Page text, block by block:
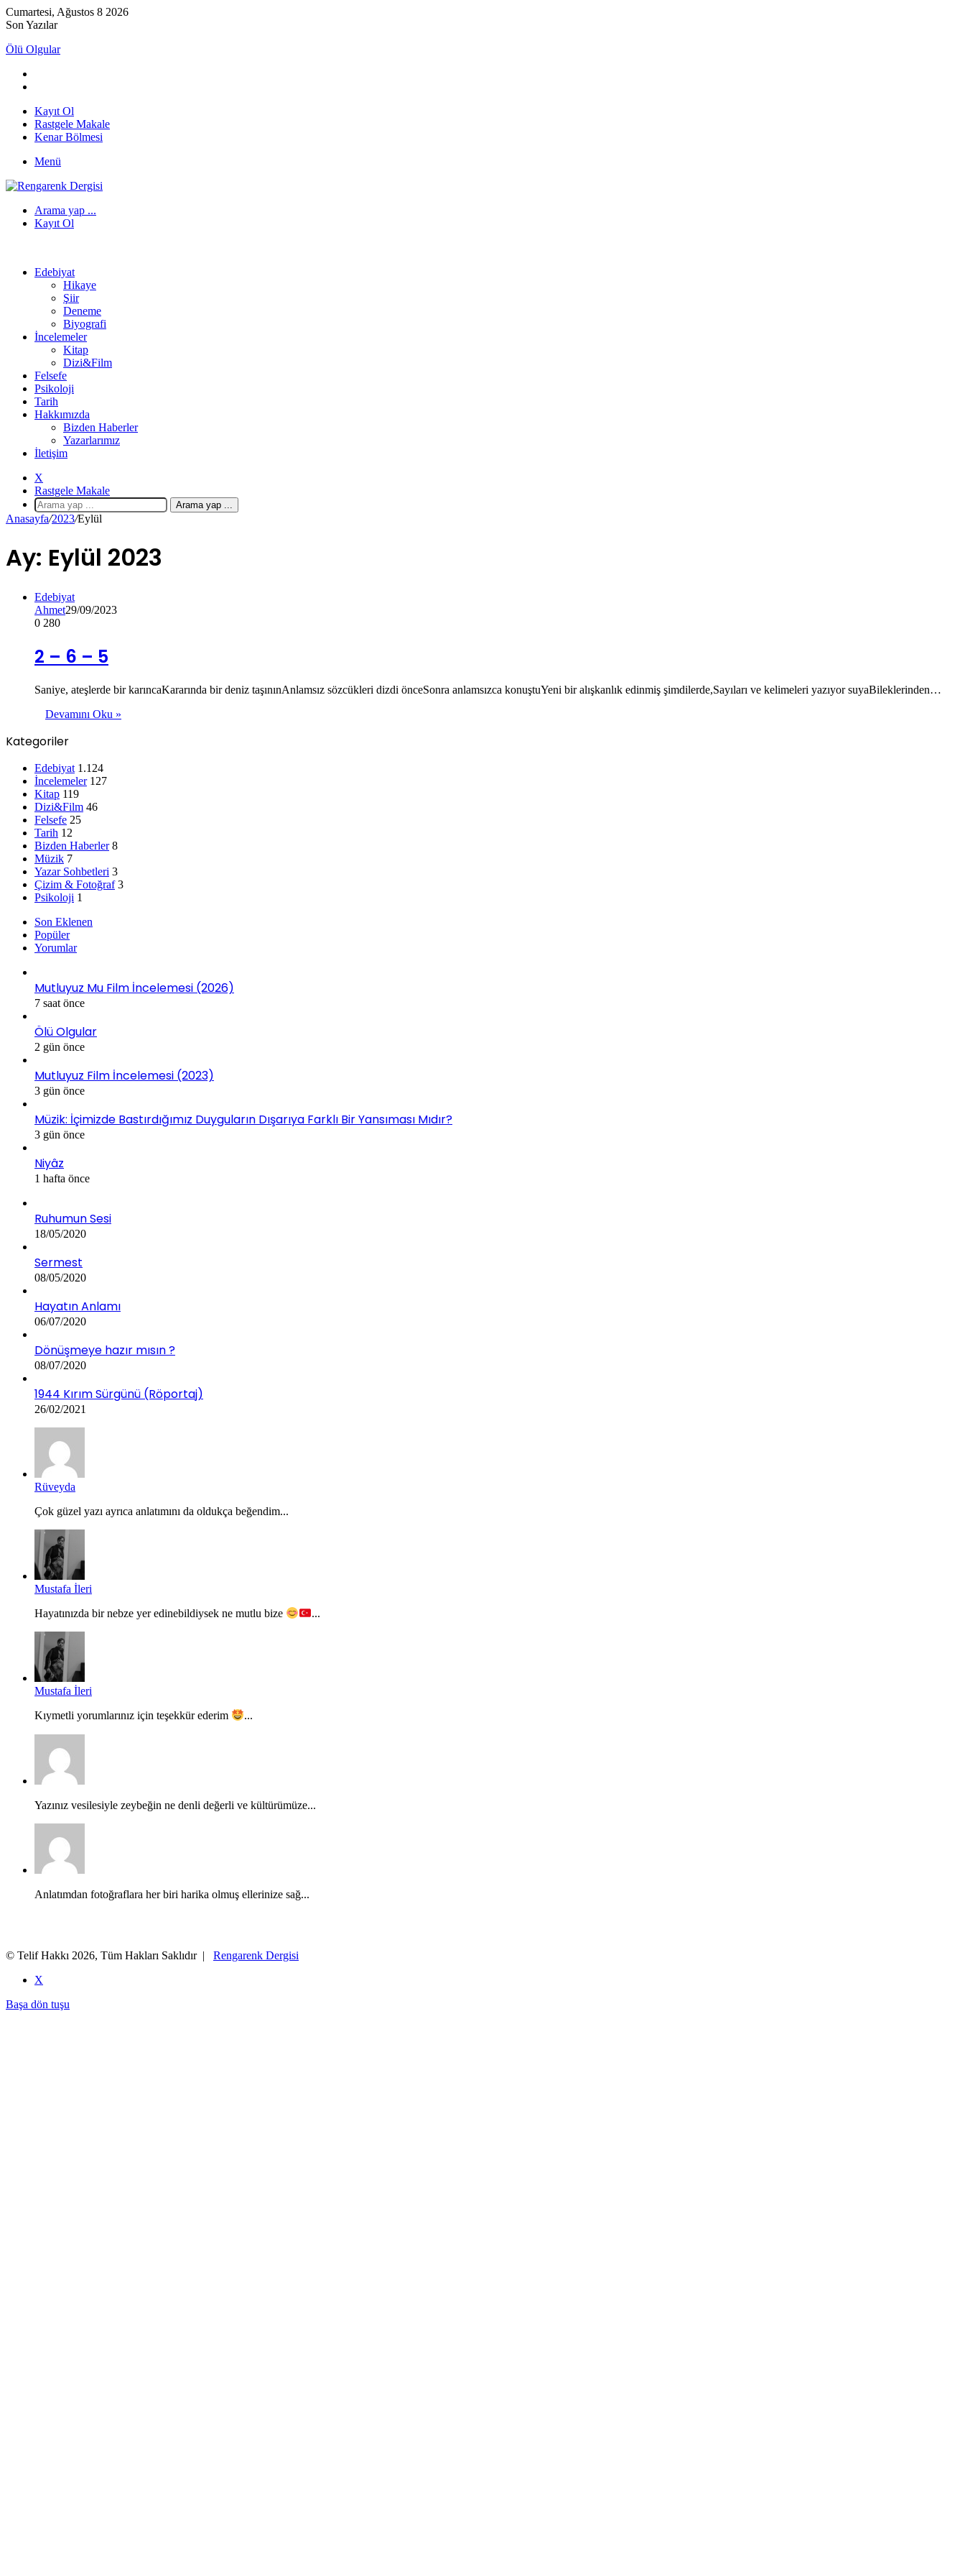
Cumartesi, Ağustos 8 2026
Son Yazılar
Ölü Olgular
Kayıt Ol
Rastgele Makale
Kenar Bölmesi
Menü
Arama yap ...
Kayıt Ol
Edebiyat
Hikaye
Şiir
Deneme
Biyografi
İncelemeler
Kitap
Dizi&Film
Felsefe
Psikoloji
Tarih
Hakkımızda
Bizden Haberler
Yazarlarımız
İletişim
X
Rastgele Makale
Arama yap ...
Anasayfa/2023/Eylül
Ay: Eylül 2023
Edebiyat
Ahmet29/09/2023
0 280
2 – 6 – 5
Saniye, ateşlerde bir karıncaKararında bir deniz taşınınAnlamsız sözcükleri dizdi önceSonra anlamsızca konuştuYeni bir alışkanlık edinmiş şimdilerde,Sayıları ve kelimeleri yazıyor suyaBileklerinden…
Devamını Oku »
Kategoriler
Edebiyat 1.124
İncelemeler 127
Kitap 119
Dizi&Film 46
Felsefe 25
Tarih 12
Bizden Haberler 8
Müzik 7
Yazar Sohbetleri 3
Çizim & Fotoğraf 3
Psikoloji 1
Son Eklenen
Popüler
Yorumlar
Mutluyuz Mu Film İncelemesi (2026)
7 saat önce
Ölü Olgular
2 gün önce
Mutluyuz Film İncelemesi (2023)
3 gün önce
Müzik: İçimizde Bastırdığımız Duyguların Dışarıya Farklı Bir Yansıması Mıdır?
3 gün önce
Niyâz
1 hafta önce
Ruhumun Sesi
18/05/2020
Sermest
08/05/2020
Hayatın Anlamı
06/07/2020
Dönüşmeye hazır mısın ?
08/07/2020
1944 Kırım Sürgünü (Röportaj)
26/02/2021
Rüveyda
Çok güzel yazı ayrıca anlatımını da oldukça beğendim...
Mustafa İleri
Hayatınızda bir nebze yer edinebildiysek ne mutlu bize ...
Mustafa İleri
Kıymetli yorumlarınız için teşekkür ederim ...
Yazınız vesilesiyle zeybeğin ne denli değerli ve kültürümüze...
Anlatımdan fotoğraflara her biri harika olmuş ellerinize sağ...
© Telif Hakkı 2026, Tüm Hakları Saklıdır | Rengarenk Dergisi
X
Başa dön tuşu